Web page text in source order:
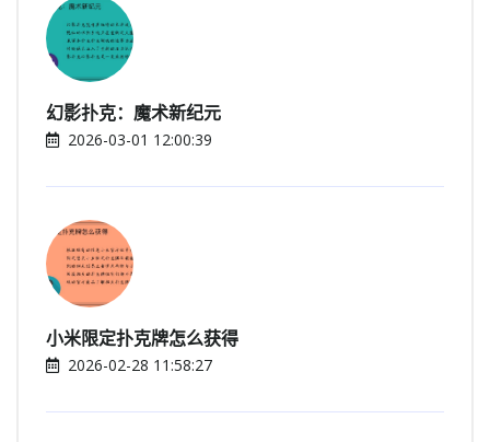
幻影扑克：魔术新纪元
2026-03-01 12:00:39
小米限定扑克牌怎么获得
2026-02-28 11:58:27